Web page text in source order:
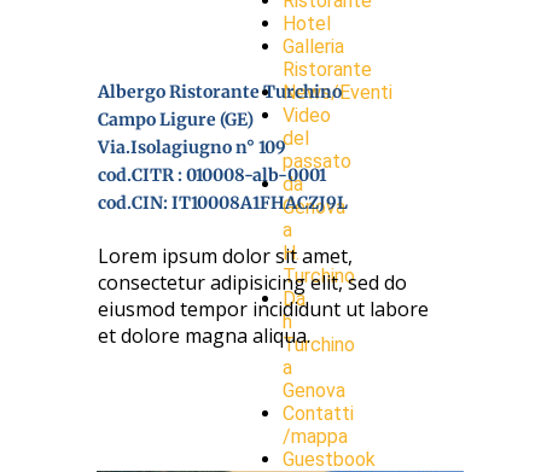
Albergo Ristorante Turchino
Campo Ligure (GE)
Via.Isolagiugno n° 109
cod.CITR : 010008-alb-0001
cod.CIN: IT10008A1FHACZJ9L
Lorem ipsum dolor sit amet,
consectetur adipisicing elit, sed do
eiusmod tempor incididunt ut labore
et dolore magna aliqua.
Hotel
Galleria
Ristorante
News/Eventi
Video
del
passato
da
Genova
a
H.
Turchino
Da
h
Turchino
a
Genova
Contatti
/mappa
Guestbook